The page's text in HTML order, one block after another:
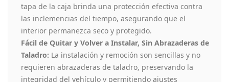
tapa de la caja brinda una protección efectiva contra
las inclemencias del tiempo, asegurando que el
interior permanezca seco y protegido.
Fácil de Quitar y Volver a Instalar, Sin Abrazaderas de
Taladro: La instalación y remoción son sencillas y no
requieren abrazaderas de taladro, preservando la
integridad del vehículo y permitiendo ajustes